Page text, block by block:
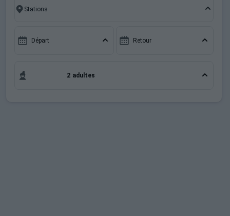
Sites CSE & Groupes
l'occasion parfaite pour créer des souvenirs uniques
Départ Retour
2 adultes